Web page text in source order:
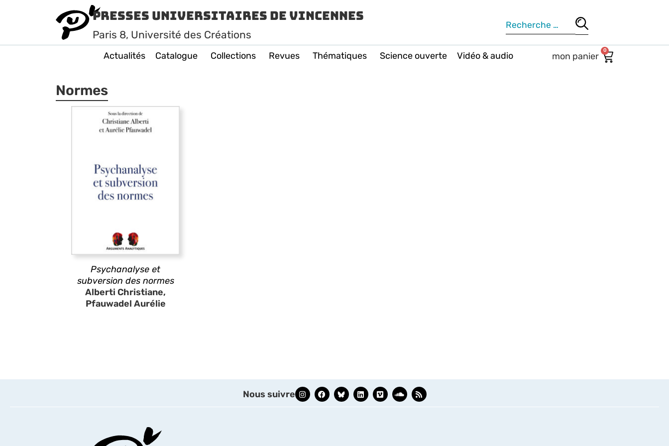
Presses Universitaires de Vincennes
Paris 8, Université des Créations
Actualités Catalogue Collections Revues Thématiques Science ouverte Vidéo & audio 0
Normes
Psychanalyse et
subversion des normes
Alberti Christiane,
Pfauwadel Aurélie
Nous suivre